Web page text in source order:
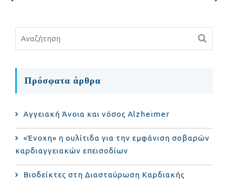
Πρόσφατα άρθρα
Αγγειακή Άνοια και νόσος Alzheimer
«Ένοχη» η ουλίτιδα για την εμφάνιση σοβαρών
καρδιαγγειακών επεισοδίων
Βιοδείκτες στη Διασταύρωση Καρδιακής